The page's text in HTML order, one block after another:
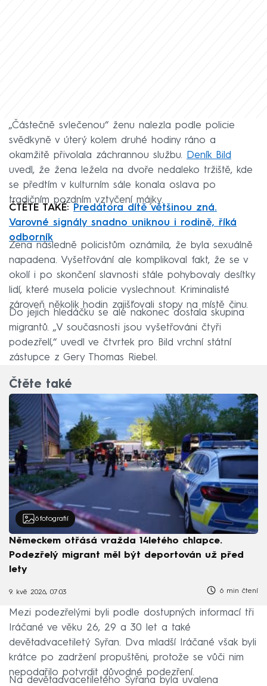
„Částečně svlečenou“ ženu nalezla podle policie
svědkyně v úterý kolem druhé hodiny ráno a
okamžitě přivolala záchrannou službu. Deník Bild
uvedl, že žena ležela na dvoře nedaleko tržiště, kde
se předtím v kulturním sále konala oslava po
tradičním pozdním vztyčení májky.
ČTĚTE TAKÉ: Predátora dítě většinou zná.
Varovné signály snadno uniknou i rodině, říká
odborník
Žena následně policistům oznámila, že byla sexuálně
napadena. Vyšetřování ale komplikoval fakt, že se v
okolí i po skončení slavnosti stále pohybovaly desítky
lidí, které musela policie vyslechnout. Kriminalisté
zároveň několik hodin zajišťovali stopy na místě činu.
Do jejich hledáčku se ale nakonec dostala skupina
migrantů. „V současnosti jsou vyšetřováni čtyři
podezřelí,“ uvedl ve čtvrtek pro Bild vrchní státní
zástupce z Gery Thomas Riebel.
Čtěte také
6 fotografií
Německem otřásá vražda 14letého chlapce.
Podezřelý migrant měl být deportován už před
lety
9. kvě 2026, 07:03 6 min čtení
Mezi podezřelými byli podle dostupných informací tři
Iráčané ve věku 26, 29 a 30 let a také
devětadvacetiletý Syřan. Dva mladší Iráčané však byli
krátce po zadržení propuštěni, protože se vůči nim
nepodařilo potvrdit důvodné podezření.
Na devětadvacetiletého Syřana byla uvalena